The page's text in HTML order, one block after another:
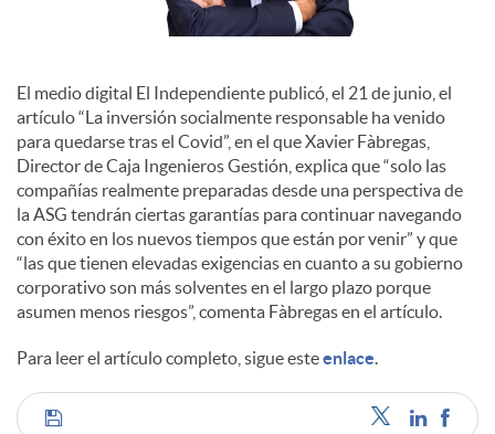
l
e
s
El medio digital El Independiente publicó, el 21 de junio, el
artículo “La inversión socialmente responsable ha venido
para quedarse tras el Covid”, en el que Xavier Fàbregas,
Director de Caja Ingenieros Gestión, explica que “solo las
compañías realmente preparadas desde una perspectiva de
la ASG tendrán ciertas garantías para continuar navegando
con éxito en los nuevos tiempos que están por venir” y que
“las que tienen elevadas exigencias en cuanto a su gobierno
corporativo son más solventes en el largo plazo porque
asumen menos riesgos”, comenta Fàbregas en el artículo.
Para leer el artículo completo, sigue esteenlace.